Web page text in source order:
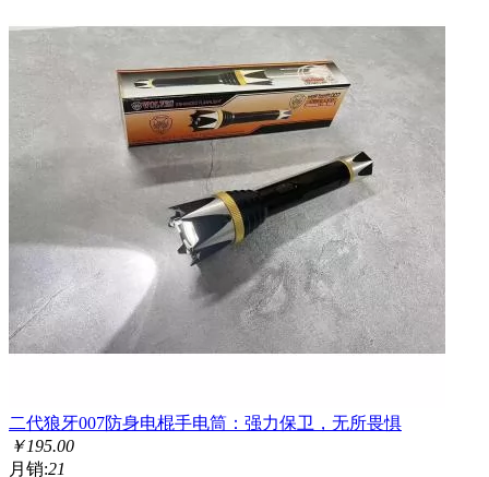
二代狼牙007防身电棍手电筒：强力保卫，无所畏惧
￥195.00
月销:21